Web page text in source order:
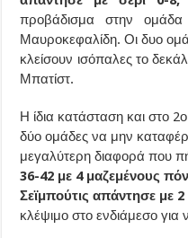
προβάδισμα στην
Μαυροκεφαλίδη. Οι δυο
κλείσουν ισόπαλες το
Μπατίστ.
Η ίδια κατάσταση και στο
δύο ομάδες να μην
μεγαλύτερη διαφορά που
36-42 με 4 μαζεμένους
Σεϊμπούτις απάντησε με
κλέψιμο στο ενδιάμεσο για